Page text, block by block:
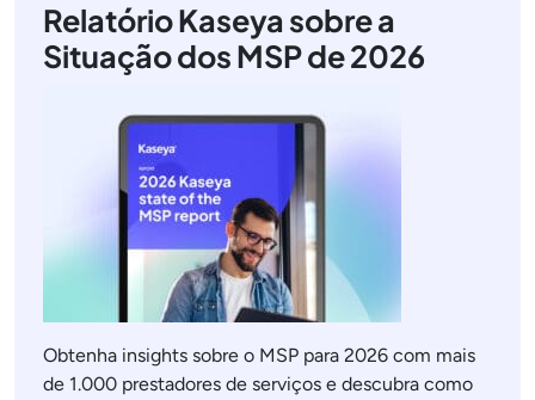
Relatório Kaseya sobre a
Situação dos MSP de 2026
Obtenha insights sobre o MSP para 2026 com mais
de 1.000 prestadores de serviços e descubra como